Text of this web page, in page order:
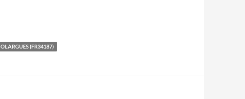
OLARGUES (FR34187)